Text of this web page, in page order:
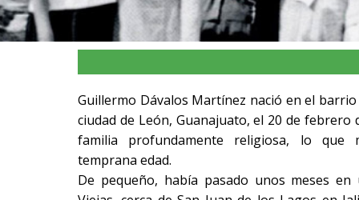
Guillermo Dávalos Martínez nació en el barrio
ciudad de León, Guanajuato, el 20 de febrero
familia profundamente religiosa, lo que
temprana edad.
De pequeño, había pasado unos meses en